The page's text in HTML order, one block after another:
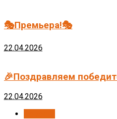
🎭Премьера!🎭
22.04.2026
🎉Поздравляем
22.04.2026